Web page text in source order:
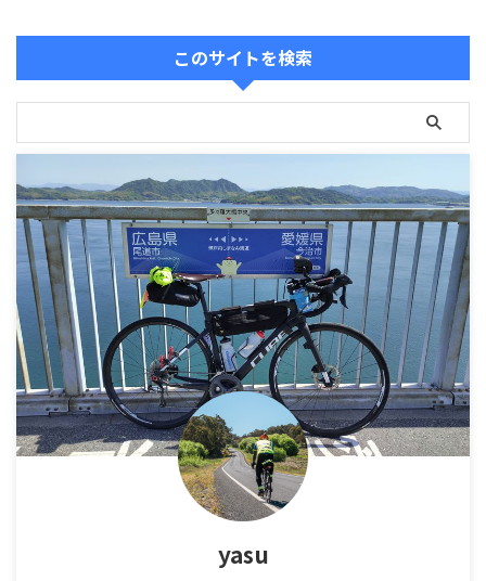
このサイトを検索
yasu